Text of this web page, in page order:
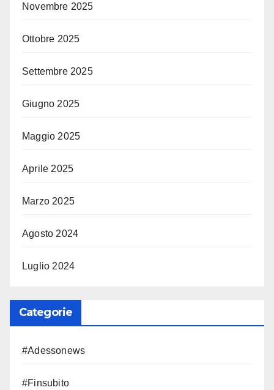
Novembre 2025
Ottobre 2025
Settembre 2025
Giugno 2025
Maggio 2025
Aprile 2025
Marzo 2025
Agosto 2024
Luglio 2024
Categorie
#Adessonews
#Finsubito